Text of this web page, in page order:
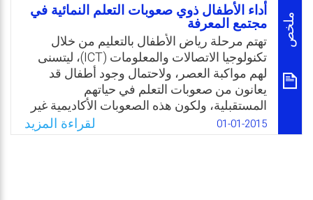
ملخص
أداء الأطفال ذوي صعوبات التعلم النمائية في
مجتمع المعرفة
تهتم مرحلة رياض الأطفال بالتعليم من خلال
تكنولوجيا الاتصالات والمعلومات (ICT)، ليتسنى
لهم مواكبة العصر، ولاحتمال وجود أطفال قد
يعانون من صعوبات التعلم في حياتهم
المستقبلية، ولكون هذه الصعوبات الأكاديمية غير
قابلة للتشخيص بصورة واضحة قبل الصف الثالث
أو الرابع، ولأنها مرتبطة ارتباطًا قويًا بصعوبات
01-01-2015 لقراءة المزيد